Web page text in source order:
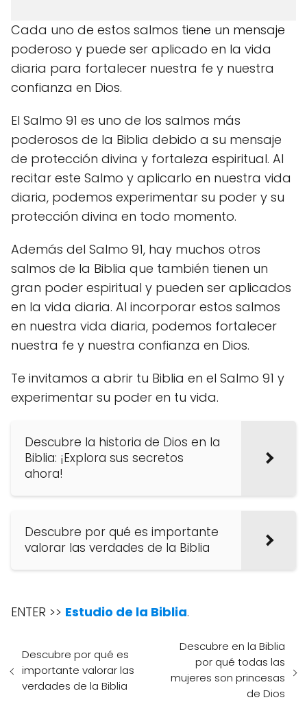
Cada uno de estos salmos tiene un mensaje
poderoso y puede ser aplicado en la vida
diaria para fortalecer nuestra fe y nuestra
confianza en Dios.
El Salmo 91 es uno de los salmos más
poderosos de la Biblia debido a su mensaje
de protección divina y fortaleza espiritual. Al
recitar este Salmo y aplicarlo en nuestra vida
diaria, podemos experimentar su poder y su
protección divina en todo momento.
Además del Salmo 91, hay muchos otros
salmos de la Biblia que también tienen un
gran poder espiritual y pueden ser aplicados
en la vida diaria. Al incorporar estos salmos
en nuestra vida diaria, podemos fortalecer
nuestra fe y nuestra confianza en Dios.
Te invitamos a abrir tu Biblia en el Salmo 91 y
experimentar su poder en tu vida.
Descubre la historia de Dios en la
Biblia: ¡Explora sus secretos
ahora!
Descubre por qué es importante
valorar las verdades de la Biblia
ENTER >> Estudio de la Biblia.
Descubre por qué es
importante valorar las
verdades de la Biblia
Descubre en la Biblia
por qué todas las
mujeres son princesas
de Dios